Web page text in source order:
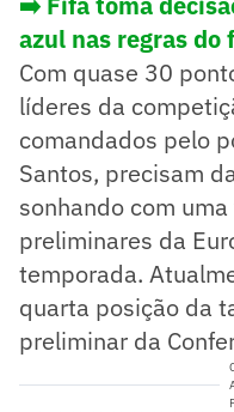
azul nas regras do
Com quase 30
líderes da
comandados pelo
Santos, precisam
sonhando com
preliminares da
temporada.
quarta posição da
preliminar da